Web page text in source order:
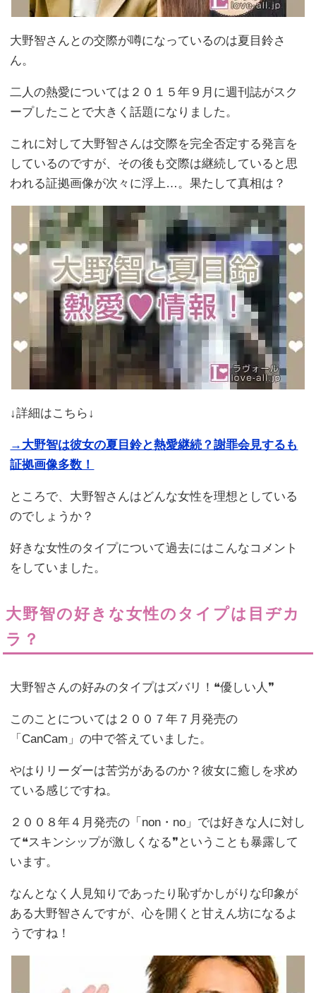
大野智さんとの交際が噂になっているのは夏目鈴さ
ん。
二人の熱愛については２０１５年９月に週刊誌がスク
ープしたことで大きく話題になりました。
これに対して大野智さんは交際を完全否定する発言を
しているのですが、その後も交際は継続していると思
われる証拠画像が次々に浮上…。果たして真相は？
↓詳細はこちら↓
→大野智は彼女の夏目鈴と熱愛継続？謝罪会見するも
証拠画像多数！
ところで、大野智さんはどんな女性を理想としている
のでしょうか？
好きな女性のタイプについて過去にはこんなコメント
をしていました。
大野智の好きな女性のタイプは目ヂカ
ラ？
大野智さんの好みのタイプはズバリ！❝優しい人❞
このことについては２００７年７月発売の
「CanCam」の中で答えていました。
やはりリーダーは苦労があるのか？彼女に癒しを求め
ている感じですね。
２００８年４月発売の「non・no」では好きな人に対し
て❝スキンシップが激しくなる❞ということも暴露して
います。
なんとなく人見知りであったり恥ずかしがりな印象が
ある大野智さんですが、心を開くと甘えん坊になるよ
うですね！